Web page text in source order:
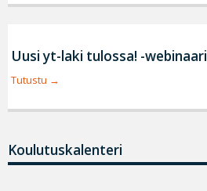
Uusi yt-laki tulossa! -webinaari
Tutustu
Koulutuskalenteri